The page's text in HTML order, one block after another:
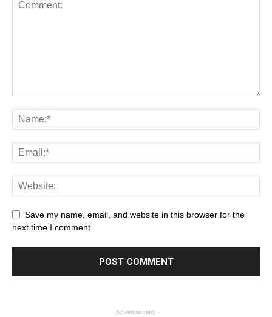
Save my name, email, and website in this browser for the
next time I comment.
- Advertisement -